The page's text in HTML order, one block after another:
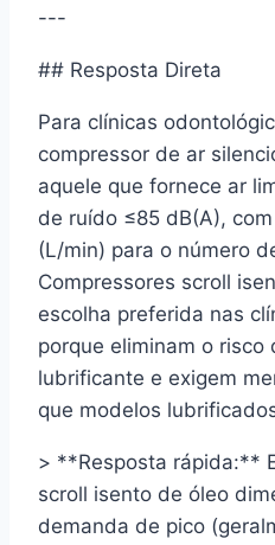
---
## Resposta Direta
Para clínicas
compressor de ar
aquele que fornece ar
de ruído ≤85 dB(A),
(L/min) para o número
Compressores scroll
escolha preferida nas
porque eliminam o risco
lubrificante e exigem
que modelos
> **Resposta rápida:**
scroll isento de óleo
demanda de pico